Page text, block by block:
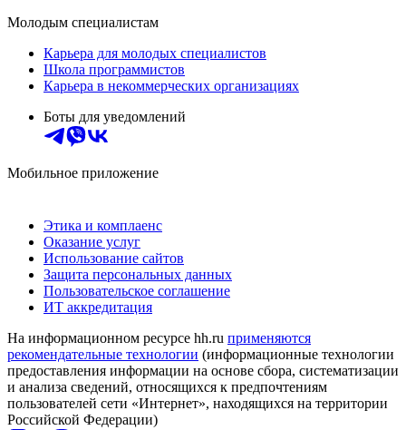
Молодым специалистам
Карьера для молодых специалистов
Школа программистов
Карьера в некоммерческих организациях
Боты для уведомлений
Мобильное приложение
Этика и комплаенс
Оказание услуг
Использование сайтов
Защита персональных данных
Пользовательское соглашение
ИТ аккредитация
На информационном ресурсе hh.ru применяются
рекомендательные технологии (информационные технологии
предоставления информации на основе сбора, систематизации
и анализа сведений, относящихся к предпочтениям
пользователей сети «Интернет», находящихся на территории
Российской Федерации)